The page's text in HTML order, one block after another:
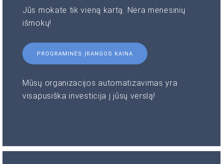
Jūs mokate tik vieną kartą. Nėra mėnesinių
išmokų!
PROGRAMINĖS ĮRANGOS KAINA
Mūsų organizacijos automatizavimas yra
visapusiška investicija į jūsų verslą!